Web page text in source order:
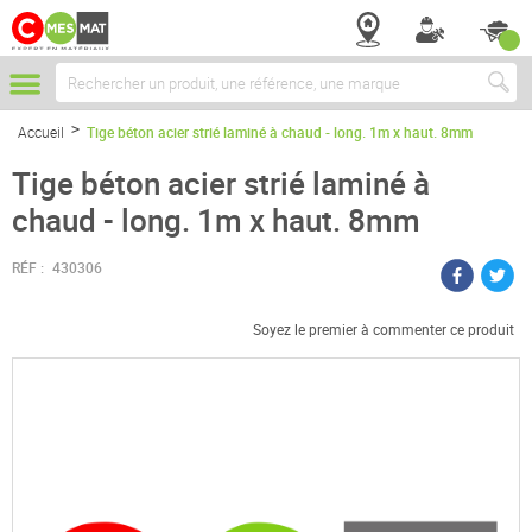
Chercher
Accueil Tige béton acier strié laminé à chaud - long. 1m x haut. 8mm
Tige béton acier strié laminé à
chaud - long. 1m x haut. 8mm
RÉF : 430306
Soyez le premier à commenter ce produit
Passer